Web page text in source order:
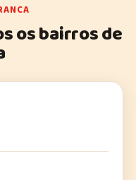
os bairros de